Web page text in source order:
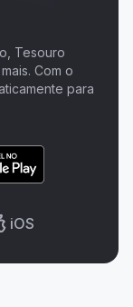
Tesouro
Com o
para
iOS